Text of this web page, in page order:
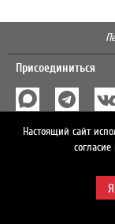
Присоединиться
Поиск
Настоящий сайт